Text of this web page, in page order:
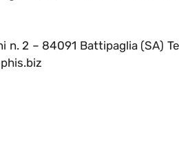
n. 2 – 84091 Battipaglia (SA)